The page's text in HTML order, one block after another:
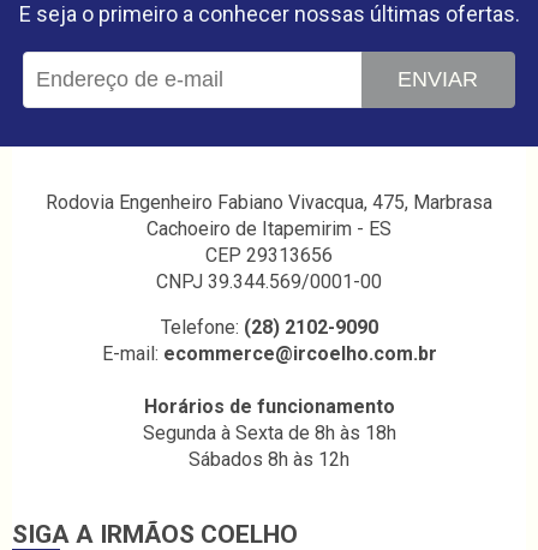
E seja o primeiro a conhecer nossas últimas ofertas.
ENVIAR
Rodovia Engenheiro Fabiano Vivacqua, 475, Marbrasa
Cachoeiro de Itapemirim - ES
CEP 29313656
CNPJ 39.344.569/0001-00
Telefone: (28) 2102-9090
E-mail: ecommerce@ircoelho.com.br
Horários de funcionamento
Segunda à Sexta de 8h às 18h
Sábados 8h às 12h
SIGA A IRMÃOS COELHO